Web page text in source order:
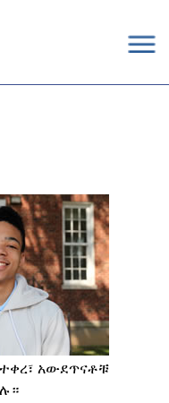
×
አውደጥናቶቹ